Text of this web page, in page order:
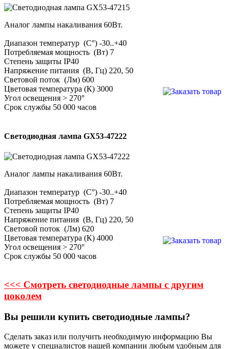
Аналог лампы накаливания 60Вт.
Диапазон температур (С°) -30..+40
Потребляемая мощность (Вт) 7
Степень защиты IP40
Напряжение питания (В, Гц) 220, 50
Световой поток (Лм) 600
Цветовая температура (К) 3000
Угол освещения > 270°
Срок службы 50 000 часов
Светодиодная лампа GX53-47222
Аналог лампы накаливания 60Вт.
Диапазон температур (С°) -30..+40
Потребляемая мощность (Вт) 7
Степень защиты IP40
Напряжение питания (В, Гц) 220, 50
Световой поток (Лм) 620
Цветовая температура (К) 4000
Угол освещения > 270°
Срок службы 50 000 часов
<<< Смотреть светодиодные лампы с другим
цоколем
Вы решили купить светодиодные лампы?
Сделать заказ или получить необходимую информацию Вы
можете у специалистов нашей компании любым удобным для